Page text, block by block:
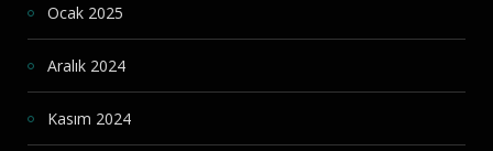
Ocak 2025
Aralık 2024
Kasım 2024